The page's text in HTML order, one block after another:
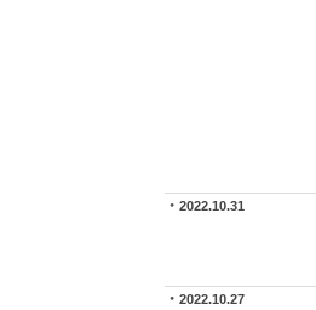
2022.10.31
2022.10.27